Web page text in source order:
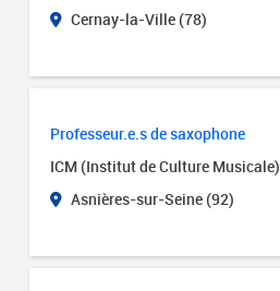
Cernay-la-Ville (78)
Professeur.e.s de saxophone
ICM (Institut de Culture Musicale)
Asnières-sur-Seine (92)